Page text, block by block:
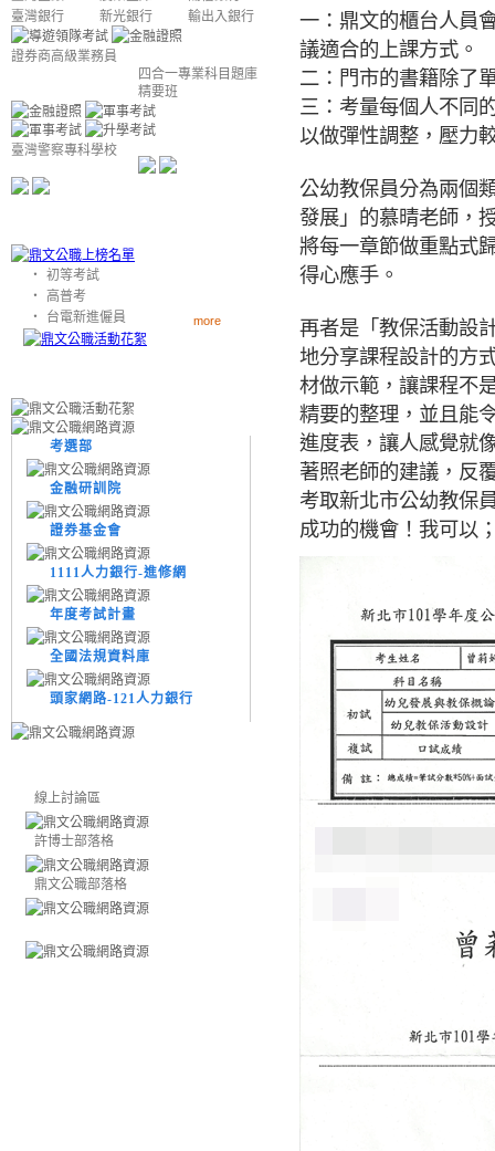
臺灣銀行
新光銀行 輸出入銀行
證券商高級業務員
四合一專業科目題庫
精要班
臺灣警察專科學校
‧
初等考試
‧
高普考
‧
台電新進僱員 more
考選部
金融研訓院
證券基金會
1111人力銀行-進修網
年度考試計畫
全國法規資料庫
頭家網路-121人力銀行
線上討論區
許博士部落格
鼎文公職部落格
一：鼎文的櫃台人員
議適合的上課方式。
二：門市的書籍除了
三：考量每個人不同
以做彈性調整，壓力
公幼教保員分為兩個
發展」的慕晴老師，
將每一章節做重點式
得心應手。
再者是「教保活動設
地分享課程設計的方
材做示範，讓課程不
精要的整理，並且能
進度表，讓人感覺就
著照老師的建議，反
考取新北市公幼教保
成功的機會！我可以